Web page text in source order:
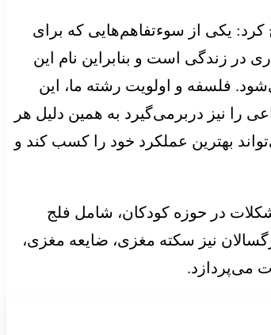
یکی از سوءتفاهم‌هایی که برای
در زندگی است و بنابراین نام این
فلسفه و اولویت رشته ما، این
را نیز دربرمی‌گیرد به همین دلیل هر
بهترین عملکرد خود را کسب کند و
در حوزه کودکان، شامل فلج
نیز سکته مغزی، ضایعه مغزی،
می‌پردازد.